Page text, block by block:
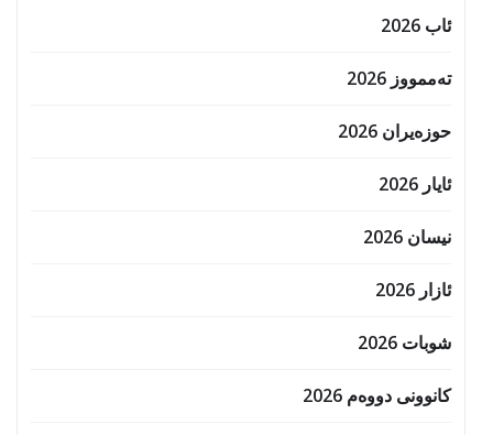
ئاب 2026
تەممووز 2026
حوزه‌یران 2026
ئایار 2026
نیسان 2026
ئازار 2026
شوبات 2026
کانوونی دووەم 2026